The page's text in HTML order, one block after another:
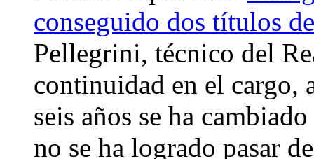
conseguido dos títulos
Pellegrini, técnico del
continuidad en el cargo,
seis años se ha
no se ha logrado pasar